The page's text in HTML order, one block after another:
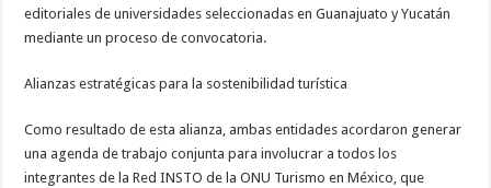
editoriales de universidades seleccionadas en Guanajuato y Yucatán
mediante un proceso de convocatoria.
Alianzas estratégicas para la sostenibilidad turística
Como resultado de esta alianza, ambas entidades acordaron generar
una agenda de trabajo conjunta para involucrar a todos los
integrantes de la Red INSTO de la ONU Turismo en México, que